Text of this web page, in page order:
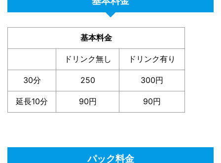
基本料金
ドリンク無し ドリンク有り
30分 250 300円
延長10分 90円 90円
パック料金